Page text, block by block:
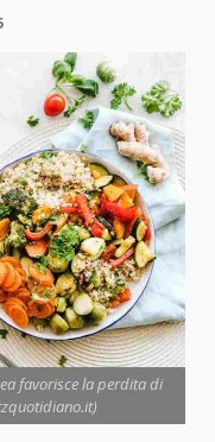
favorisce la perdita di